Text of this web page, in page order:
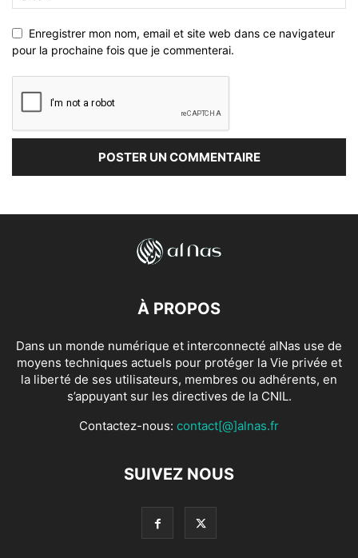
Enregistrer mon nom, email et site web dans ce navigateur
pour la prochaine fois que je commenterai.
À PROPOS
Dans un monde numérique et interconnecté alNas use de
moyens techniques actuels pour protéger la Vie privée et
la liberté de ses utilisateurs, membres ou adhérents, en
s’appuyant sur les directives de la CNIL.
Contactez-nous: contact[@]alnas.fr
SUIVEZ NOUS